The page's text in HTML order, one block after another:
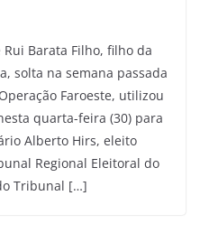
Barata Filho, filho da
solta na semana passada
Faroeste, utilizou
quarta-feira (30) para
Alberto Hirs, eleito
Regional Eleitoral do
Tribunal […]